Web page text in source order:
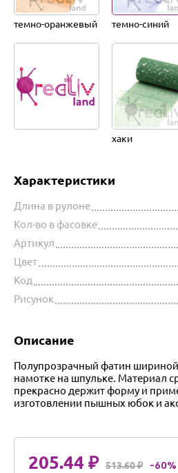
темно-оранжевый темно-синий
хаки
Характеристики
Длина в рулоне
Кол-во в фасовке
Артикул
Цвет
Код
Рисунок
Описание
Полупрозрачный фатин шириной
намотке на шпульке. Материал
прекрасно держит форму и
изготовлении пышных юбок и
205.44 ₽ 513.60 ₽ -60%